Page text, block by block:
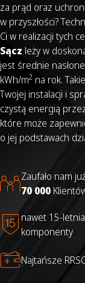
za prąd oraz
w przyszłości?
Ci w realizacji tych
Sącz leży w
jest średnie
kWh/m2 na rok.
Twojej instalacji i
czystą energią
które może
o jej podstawach
Zaufało nam
70 000
nawet 15-
komponenty
Najtańsze